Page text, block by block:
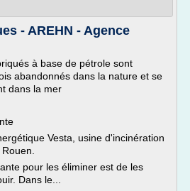
- AREHN - Agence
à base de pétrole sont
abandonnés dans la nature et se
dans la mer
Vesta, usine d'incinération
pour les éliminer est de les
Dans le...